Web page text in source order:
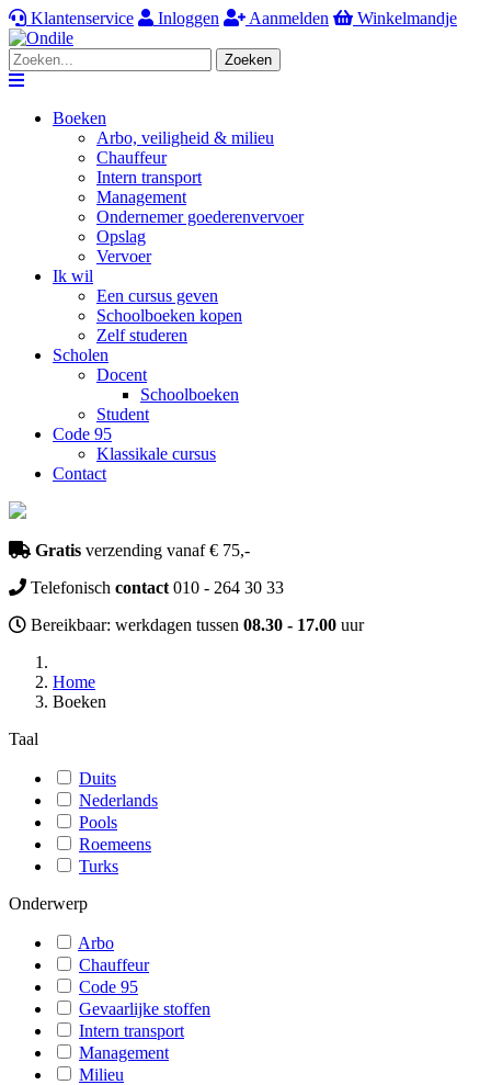
Klantenservice Inloggen Aanmelden Winkelmandje
Zoeken
Navigation
Boeken
Arbo, veiligheid & milieu
Chauffeur
Intern transport
Management
Ondernemer goederenvervoer
Opslag
Vervoer
Ik wil
Een cursus geven
Schoolboeken kopen
Zelf studeren
Scholen
Docent
Schoolboeken
Student
Code 95
Klassikale cursus
Contact
Gratis verzending vanaf € 75,-
Telefonisch contact 010 - 264 30 33
Bereikbaar: werkdagen tussen 08.30 - 17.00 uur
Home
Boeken
Taal
Duits
Nederlands
Pools
Roemeens
Turks
Onderwerp
Arbo
Chauffeur
Code 95
Gevaarlijke stoffen
Intern transport
Management
Milieu